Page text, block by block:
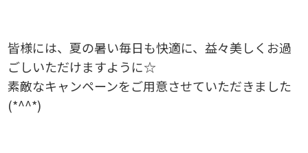
皆様には、夏の暑い毎日も快適に、益々美しくお過
ごしいただけますように☆
素敵なキャンペーンをご用意させていただきました
(*^^*)